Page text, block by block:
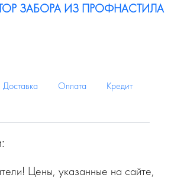
ЗАБОРА ИЗ ПРОФНАСТИЛА
Доставка Оплата
Кредит
Цены, указанные на сайте,